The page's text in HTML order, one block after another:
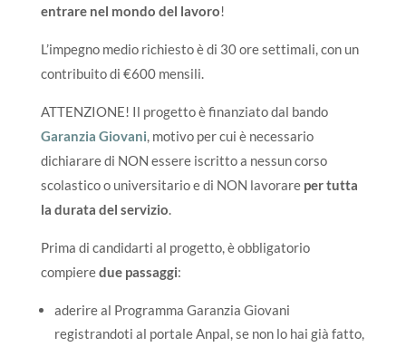
entrare nel mondo del lavoro!
L’impegno medio richiesto è di 30 ore settimali, con un
contribuito di €600 mensili.
ATTENZIONE! Il progetto è finanziato dal bando
Garanzia Giovani, motivo per cui è necessario
dichiarare di NON essere iscritto a nessun corso
scolastico o universitario e di NON lavorareper tutta
la durata del servizio.
Prima di candidarti al progetto, è obbligatorio
compieredue passaggi:
aderire al Programma Garanzia Giovani
registrandoti al portale Anpal, se non lo hai già fatto,